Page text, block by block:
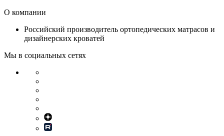
О компании
Российский производитель ортопедических матрасов и
дизайнерских кроватей
Мы в социальных сетях